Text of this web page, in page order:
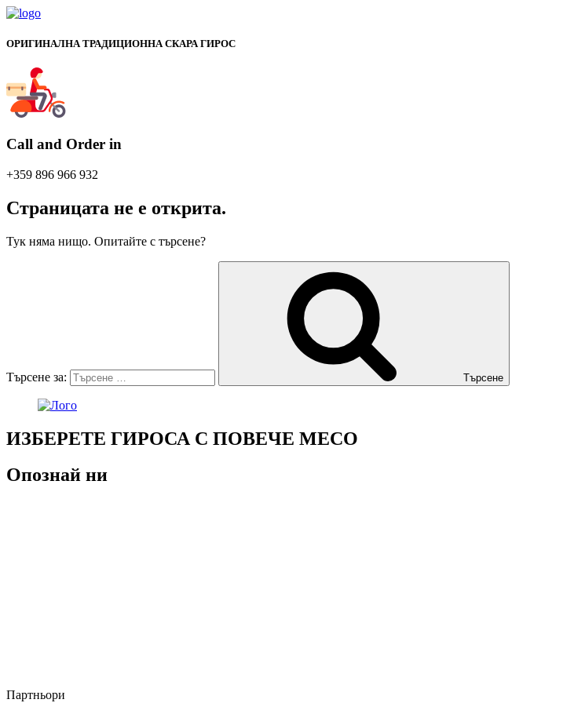
ОРИГИНАЛНА ТРАДИЦИОННА СКАРА ГИРОС
Call and Order in
+359 896 966 932
Страницата не е открита.
Тук няма нищо. Опитайте с търсене?
Търсене за: Търсене
ИЗБЕРЕТЕ ГИРОСА С ПОВЕЧЕ МЕСО
Опознай ни
Партньори